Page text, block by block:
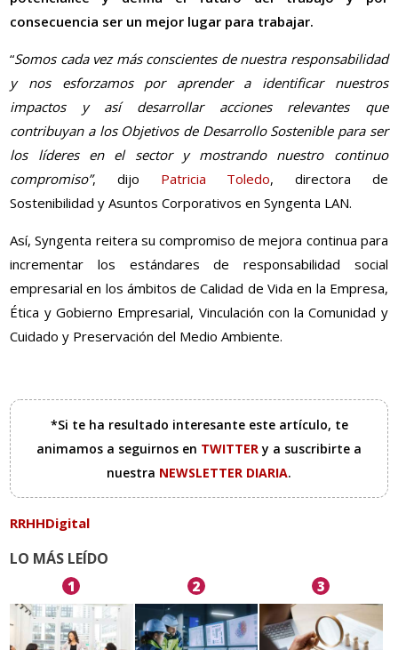
consecuencia ser un mejor lugar para trabajar.
“Somos cada vez más conscientes de nuestra responsabilidad
y nos esforzamos por aprender a identificar nuestros
impactos y así desarrollar acciones relevantes que
contribuyan a los Objetivos de Desarrollo Sostenible para ser
los líderes en el sector y mostrando nuestro continuo
compromiso”, dijo Patricia Toledo, directora de
Sostenibilidad y Asuntos Corporativos en Syngenta LAN.
Así, Syngenta reitera su compromiso de mejora continua para
incrementar los estándares de responsabilidad social
empresarial en los ámbitos de Calidad de Vida en la Empresa,
Ética y Gobierno Empresarial, Vinculación con la Comunidad y
Cuidado y Preservación del Medio Ambiente.
*Si te ha resultado interesante este artículo, te
animamos a seguirnos en TWITTERy a suscribirte a
nuestra NEWSLETTER DIARIA.
RRHHDigital
LO MÁS LEÍDO
1 2 3